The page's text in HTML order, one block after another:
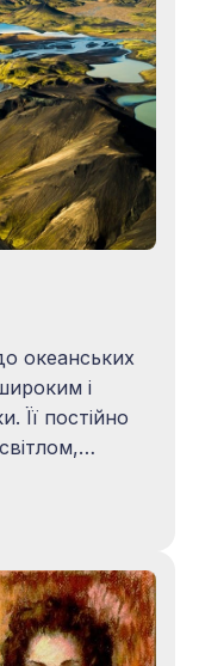
океанських
і
Її постійно
природних
Щоб
плинним